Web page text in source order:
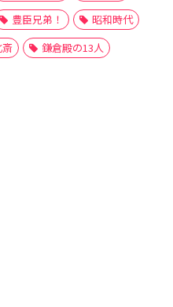
豊臣兄弟！
昭和時代
鎌倉殿の13人